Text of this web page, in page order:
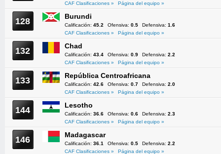
CAF Clasificaciones »
Página del equipo »
128 Burundi
Calificación: 45.2 Ofensiva: 0.5 Defensiva: 1.6
CAF Clasificaciones »
Página del equipo »
132 Chad
Calificación: 43.4 Ofensiva: 0.9 Defensiva: 2.2
CAF Clasificaciones »
Página del equipo »
133 República Centroafricana
Calificación: 42.6 Ofensiva: 0.7 Defensiva: 2.0
CAF Clasificaciones »
Página del equipo »
144 Lesotho
Calificación: 36.6 Ofensiva: 0.6 Defensiva: 2.3
CAF Clasificaciones »
Página del equipo »
146 Madagascar
Calificación: 36.1 Ofensiva: 0.5 Defensiva: 2.2
CAF Clasificaciones »
Página del equipo »